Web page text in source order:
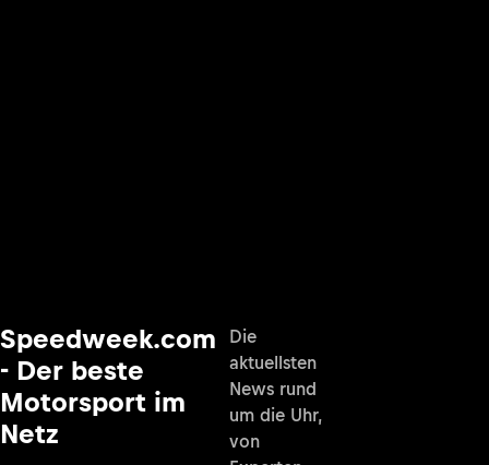
Speedweek.com
- Der beste
Motorsport im
Netz
Die
aktuellsten
News rund
um die Uhr,
von